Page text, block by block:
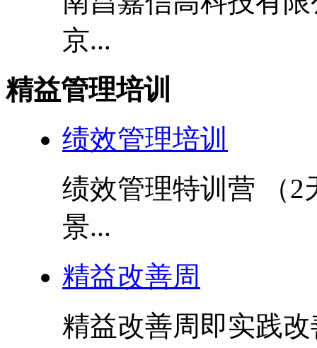
京...
精益管理培训
绩效管理培训
绩效管理特训营 （2
景...
精益改善周
精益改善周即实践